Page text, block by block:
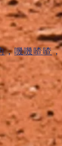
，嘰嘰喳喳，